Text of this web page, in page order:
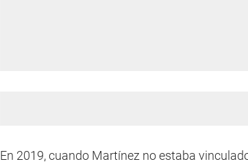
En 2019, cuando Martínez no estaba